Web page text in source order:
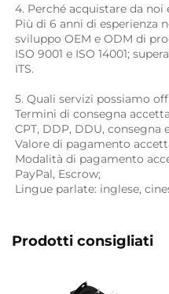
4. Perché acquistare da
Più di 6 anni di esperienza
sviluppo OEM e ODM di
ISO 9001 e ISO 14001;
ITS.
5. Quali servizi possiamo
Termini di consegna
CPT, DDP, DDU, consegna
Valore di pagamento
Modalità di pagamento
PayPal, Escrow;
Lingue parlate: inglese,
Prodotti consigliati